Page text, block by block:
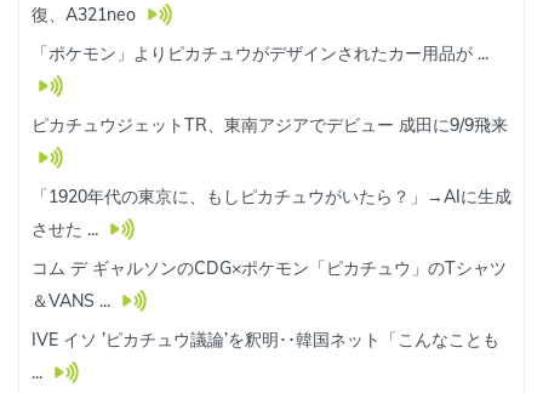
復、A321neo
「ポケモン」よりピカチュウがデザインされたカー用品が ...
ピカチュウジェットTR、東南アジアでデビュー 成田に9/9飛来
「1920年代の東京に、もしピカチュウがいたら？」→AIに生成
させた ...
コム デ ギャルソンのCDG×ポケモン「ピカチュウ」のTシャツ
＆VANS ...
IVE イソ ’ピカチュウ議論’を釈明･･韓国ネット「こんなことも
...